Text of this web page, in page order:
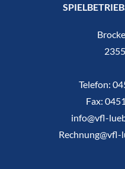
Telefon:
Fax:
info@vfl-